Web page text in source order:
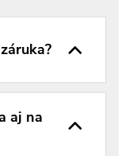
aj na